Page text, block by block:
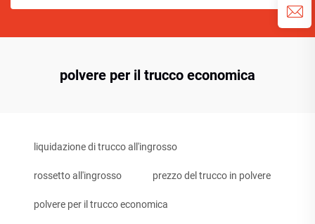
polvere per il trucco economica
liquidazione di trucco all'ingrosso
rossetto all'ingrosso prezzo del trucco in polvere
polvere per il trucco economica